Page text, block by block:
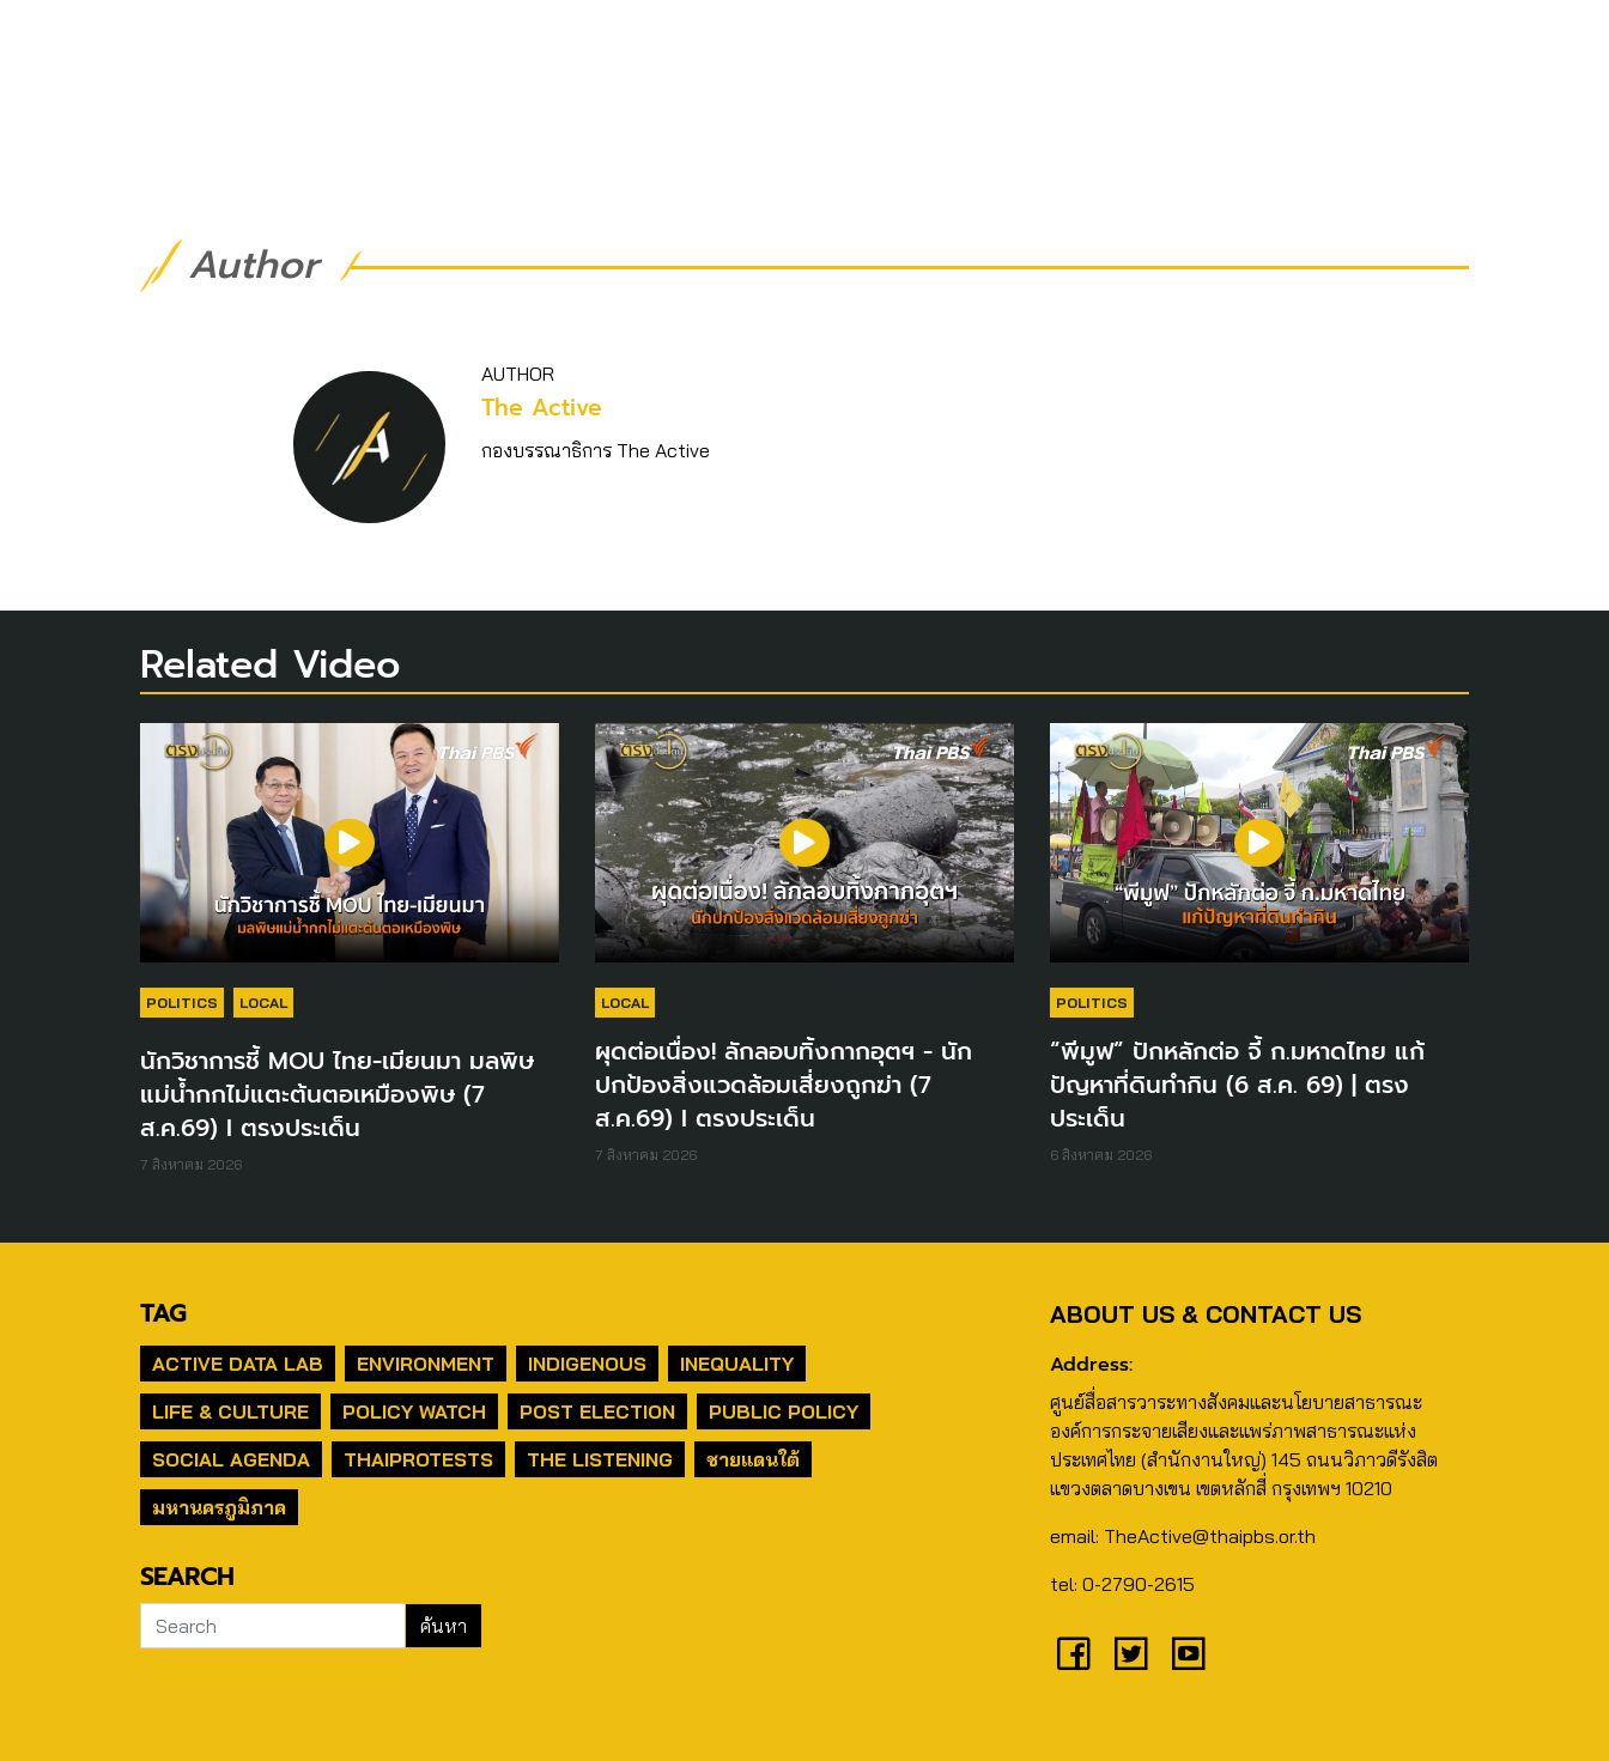
Author
AUTHOR
The Active
กองบรรณาธิการ The Active
Related Video
POLITICS LOCAL
นักวิชาการชี้ MOU ไทย-เมียนมา มลพิษ
แม่น้ำกกไม่แตะต้นตอเหมืองพิษ (7
ส.ค.69) I ตรงประเด็น
7 สิงหาคม 2026
LOCAL
ผุดต่อเนื่อง! ลักลอบทิ้งกากอุตฯ - นัก
ปกป้องสิ่งแวดล้อมเสี่ยงถูกฆ่า (7
ส.ค.69) I ตรงประเด็น
7 สิงหาคม 2026
POLITICS
“พีมูฟ” ปักหลักต่อ จี้ ก.มหาดไทย แก้
ปัญหาที่ดินทำกิน (6 ส.ค. 69) | ตรง
ประเด็น
6 สิงหาคม 2026
TAG
ACTIVE DATA LAB ENVIRONMENT INDIGENOUS
INEQUALITY
LIFE & CULTURE
POLICY WATCH POST ELECTION
PUBLIC POLICY
SOCIAL AGENDA
THAIPROTESTS THE LISTENING
ชายแดนใต้
มหานครภูมิภาค
SEARCH
ABOUT US & CONTACT US
Address:
ศูนย์สื่อสารวาระทางสังคมและนโยบายสาธารณะ
องค์การกระจายเสียงและแพร่ภาพสาธารณะแห่ง
ประเทศไทย (สำนักงานใหญ่) 145 ถนนวิภาวดีรังสิต
แขวงตลาดบางเขน เขตหลักสี่ กรุงเทพฯ 10210
email: TheActive@thaipbs.or.th
tel: 0-2790-2615